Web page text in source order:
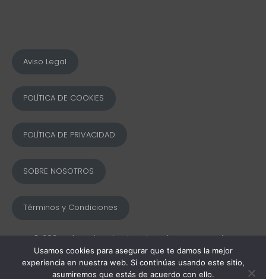
Aviso Legal
POLÍTICA DE COOKIES
POLÍTICA DE PRIVACIDAD
SOBRE NOSOTROS
Términos y Condiciones
© 2025 Ofword Todos los derechos reservados
Usamos cookies para asegurar que te damos la mejor
experiencia en nuestra web. Si continúas usando este sitio,
asumiremos que estás de acuerdo con ello.